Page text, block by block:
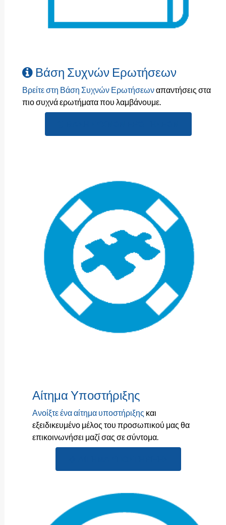
Βάση Συχνών Ερωτήσεων
Βρείτε στη Βάση Συχνών Ερωτήσεωναπαντήσεις στα
πιο συχνά ερωτήματα που λαμβάνουμε.
Αίτημα Υποστήριξης
Ανοίξτε ένα αίτημα υποστήριξης και
εξειδικευμένο μέλος του προσωπικού μας θα
επικοινωνήσει μαζί σας σε σύντομα.